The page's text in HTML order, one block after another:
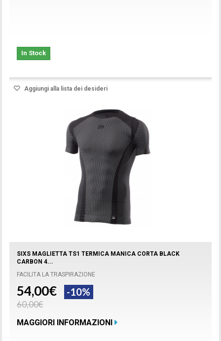
In Stock
Aggiungi alla lista dei desideri
SIXS MAGLIETTA TS1 TERMICA MANICA CORTA BLACK
CARBON 4...
FACILITA LA TRASPIRAZIONE
54,00€ -10%
60,00€
MAGGIORI INFORMAZIONI